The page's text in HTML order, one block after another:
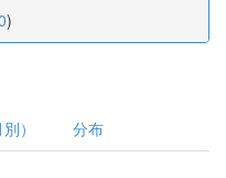
)
） 分布